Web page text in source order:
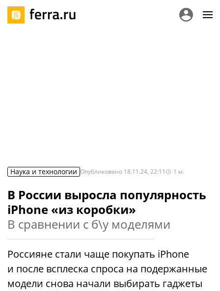
Наука и технологии Опубликовано 18.11.24, 22:11 1 м.
В России выросла популярность
iPhone «из коробки»
В сравнении с б\у моделями
Россияне стали чаще покупать iPhone
и после всплеска спроса на подержанные
модели снова начали выбирать гаджеты